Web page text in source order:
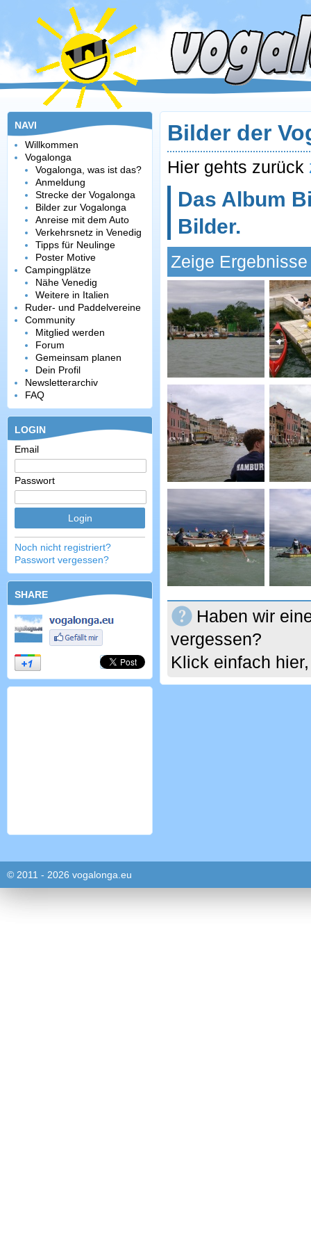
NAVI
Willkommen
Vogalonga
Vogalonga, was ist das?
Anmeldung
Strecke der Vogalonga
Bilder zur Vogalonga
Anreise mit dem Auto
Verkehrsnetz in Venedig
Tipps für Neulinge
Poster Motive
Campingplätze
Nähe Venedig
Weitere in Italien
Ruder- und Paddelvereine
Community
Mitglied werden
Forum
Gemeinsam planen
Dein Profil
Newsletterarchiv
FAQ
LOGIN
Email
Passwort
Noch nicht registriert?
Passwort vergessen?
SHARE
Bilder der
Hier gehts zurück
Das Album
Bilder.
Zeige
Haben wir
vergessen?
Klick einfach
© 2011 - 2026 vogalonga.eu